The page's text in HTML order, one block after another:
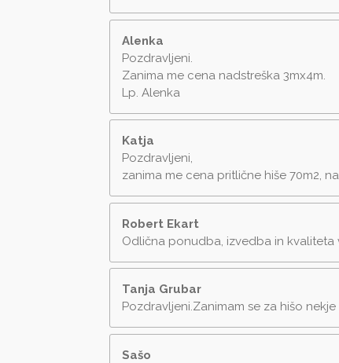
Alenka
Pozdravljeni.
Zanima me cena nadstreška 3mx4m.
Lp. Alenka
Katja
Pozdravljeni,
zanima me cena pritlične hiše 70m2,
Robert Ekart
Odlična ponudba, izvedba in kvaliteta
Tanja Grubar
Pozdravljeni.Zanimam se za hišo nekje
Sašo